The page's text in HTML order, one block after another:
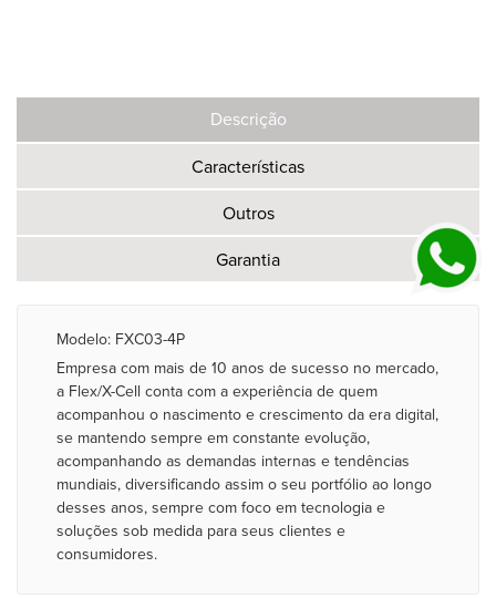
Descrição
Características
Outros
Garantia
Modelo: FXC03-4P
Empresa com mais de 10 anos de sucesso no mercado,
a Flex/X-Cell conta com a experiência de quem
acompanhou o nascimento e crescimento da era digital,
se mantendo sempre em constante evolução,
acompanhando as demandas internas e tendências
mundiais, diversificando assim o seu portfólio ao longo
desses anos, sempre com foco em tecnologia e
soluções sob medida para seus clientes e
consumidores.